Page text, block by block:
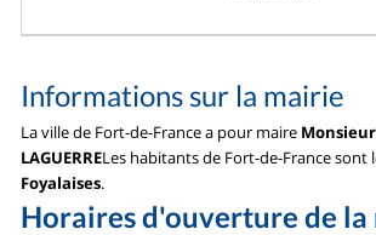
Informations sur la mairie
La ville de Fort-de-France a pour maire
LAGUERRELes habitants de Fort-de-France sont
Foyalaises.
Horaires d'ouverture de la